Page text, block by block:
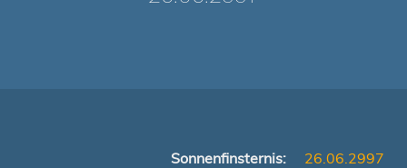
Sonnenfinsternis:
26.06.2997